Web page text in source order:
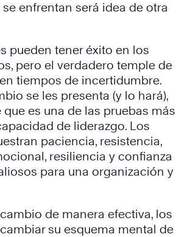
enfrentan será idea de otra
pueden tener éxito en los
pero el verdadero temple de
tiempos de incertidumbre.
se les presenta (y lo hará),
es una de las pruebas más
de liderazgo. Los
paciencia, resistencia,
resiliencia y confianza
para una organización y
de manera efectiva, los
su esquema mental de